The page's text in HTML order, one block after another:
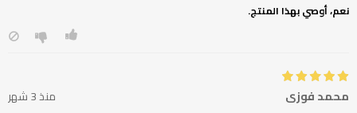
نعم، أوصي بهذا المنتج.
محمد فوزى
منذ 3 شهر